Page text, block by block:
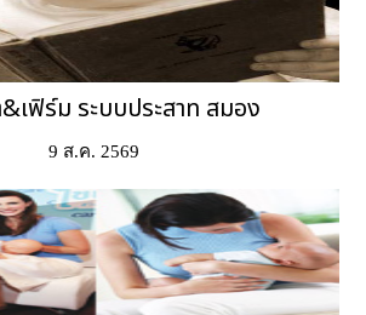
เฟิร์ม ระบบประสาท สมอง
9 ส.ค. 2569